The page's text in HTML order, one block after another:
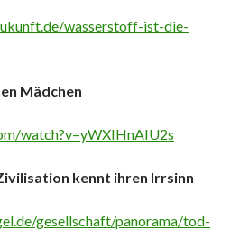
wasserstoff-ist-die-
Mädchen
watch?v=yWXIHnAIU2s
kennt ihren Irrsinn
gesellschaft/panorama/tod-